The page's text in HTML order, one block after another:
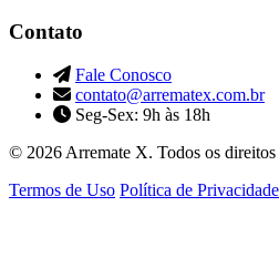
Contato
Fale Conosco
contato@arrematex.com.br
Seg-Sex: 9h às 18h
© 2026 Arremate X. Todos os direitos
Termos de Uso Política de Privacidade